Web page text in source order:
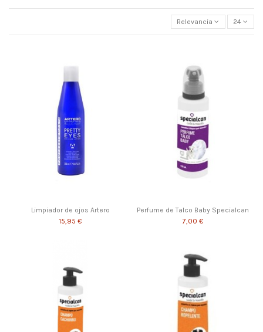
Relevancia 24
Limpiador de ojos Artero
15,95 €
Perfume de Talco Baby Specialcan
7,00 €